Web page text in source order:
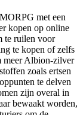
met een
kopen op online
te ruilen voor
te kopen of zelfs
meer Albion-zilver
zoals ertsen
te delven
zijn overal in
bewaakt worden,